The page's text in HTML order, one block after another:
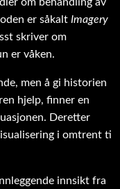
er såkalt Imagery
skriver om
er våken.
men å gi historien
hjelp, finner en
Deretter
i omtrent ti
innsikt fra